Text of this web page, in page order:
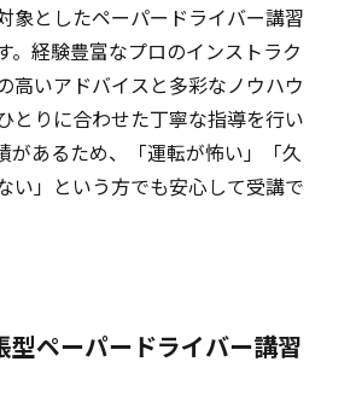
象としたペーパードライバー講習
。経験豊富なプロのインストラク
高いアドバイスと多彩なノウハウ
とりに合わせた丁寧な指導を行い
があるため、「運転が怖い」「久
い」という方でも安心して受講で
型ペーパードライバー講習